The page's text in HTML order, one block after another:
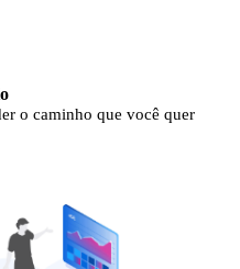
o caminho que você quer